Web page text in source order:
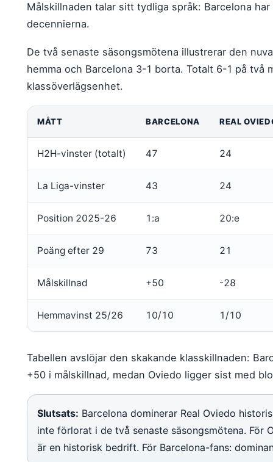
Målskillnaden talar sitt tydliga språk: Barcelona
decennierna.
De två senaste säsongsmötena illustrerar den
hemma och Barcelona 3-1 borta. Totalt 6-1 på två
klassöverlägsenhet.
MÅTT BARCELONA REAL
H2H-vinster (totalt) 47 24
La Liga-vinster 43 24
Position 2025-26 1:a 20:e
Poäng efter 29 73 21
Målskillnad +50 -28
Hemmavinst 25/26 10/10 1/10
Tabellen avslöjar den skakande klasskillnaden:
+50 i målskillnad, medan Oviedo ligger sist med
Slutsats: Barcelona dominerar Real Oviedo
inte förlorat i de två senaste säsongsmötena. För
är en historisk bedrift. För Barcelona-fans: